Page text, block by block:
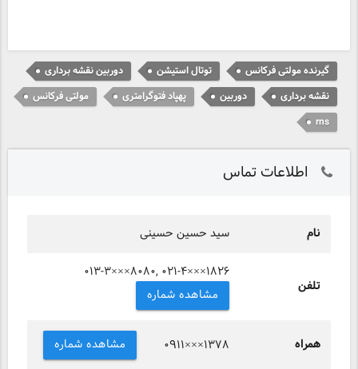
گیرنده مولتی فرکانس توتال استیشن
دوربین نقشه برداری
نقشه برداری
دوربین پهپاد فتوگرامتری
مولتی فرکانس
rns
اطلاعات تماس
نام سید حسین حسینی
تلفن
۰۱۳-۳×××۸۰۸۰, ۰۲۱-۴×××۱۸۲۶
مشاهده شماره
همراه ۰۹۱۱×××۱۳۷۸ مشاهده شماره